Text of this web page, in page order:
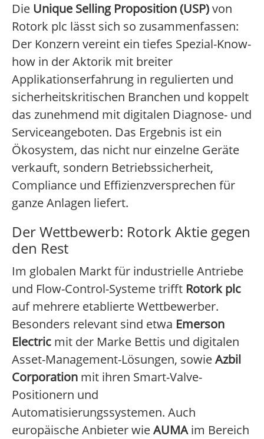
Die Unique Selling Proposition (USP)von
Rotork plc lässt sich so zusammenfassen:
Der Konzern vereint ein tiefes Spezial-Know-
how in der Aktorik mit breiter
Applikationserfahrung in regulierten und
sicherheitskritischen Branchen und koppelt
das zunehmend mit digitalen Diagnose- und
Serviceangeboten. Das Ergebnis ist ein
Ökosystem, das nicht nur einzelne Geräte
verkauft, sondern Betriebssicherheit,
Compliance und Effizienzversprechen für
ganze Anlagen liefert.
Der Wettbewerb: Rotork Aktie gegen
den Rest
Im globalen Markt für industrielle Antriebe
und Flow-Control-Systeme trifft Rotork plc
auf mehrere etablierte Wettbewerber.
Besonders relevant sind etwa Emerson
Electric mit der Marke Bettis und digitalen
Asset-Management-Lösungen, sowieAzbil
Corporation mit ihren Smart-Valve-
Positionern und
Automatisierungssystemen. Auch
europäische Anbieter wieAUMAim Bereich